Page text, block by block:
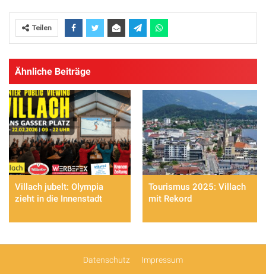
Teilen
Ähnliche Beiträge
Villach jubelt: Olympia
zieht in die Innenstadt
Tourismus 2025: Villach
mit Rekord
Datenschutz Impressum